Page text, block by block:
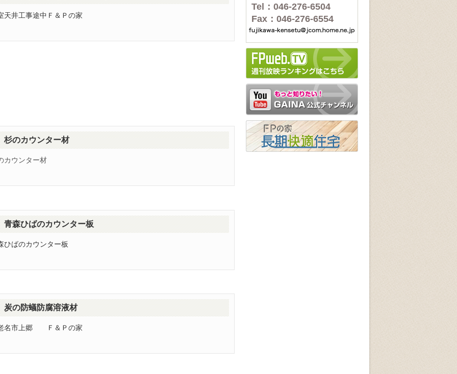
天井工事途中Ｆ＆Ｐの家
杉のカウンター材
カウンター材
青森ひばのカウンター板
ひばのカウンター板
炭の防蟻防腐溶液材
名市上郷 Ｆ＆Ｐの家
Tel：046-276-6504
Fax：046-276-6554